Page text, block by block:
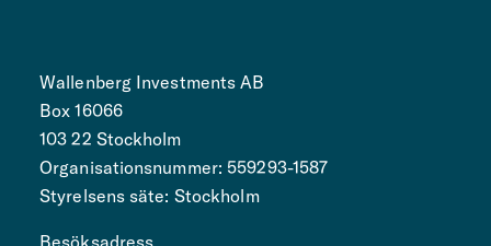
Wallenberg Investments AB
Box 16066
103 22 Stockholm
Organisationsnummer: 559293-1587
Styrelsens säte: Stockholm
Besöksadress